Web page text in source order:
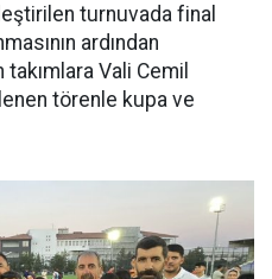
turnuvada final
ardından
Vali Cemil
törenle kupa ve